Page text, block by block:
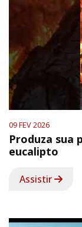
09 FEV 2026
Produza sua
eucalipto
Assistir